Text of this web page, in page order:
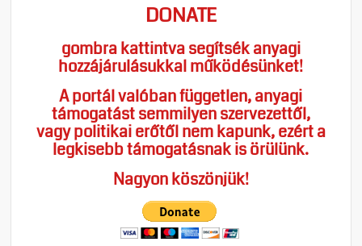
DONATE
gombra kattintva segítsék anyagi
hozzájárulásukkal működésünket!
A portál valóban független, anyagi
támogatást semmilyen szervezettől,
vagy politikai erőtől nem kapunk, ezért a
legkisebb támogatásnak is örülünk.
Nagyon köszönjük!